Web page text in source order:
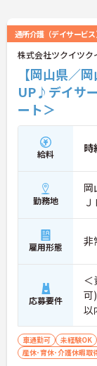
通所介護（デイサービス
株式会社ツクイツク
【岡山県／
UP♪デイサ
ート＞
給料 時
勤務地
岡
雇用形態 非
応募要件
＜
可
以
車通勤可 未経験OK
産休･育休･介護休暇取